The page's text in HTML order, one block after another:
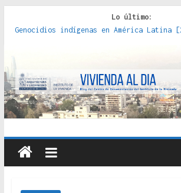
Lo último:
Genocidios indígenas en América Latina
políticas, prácticas y representaciones
crítica de las fronteras
Criterios técnicos para una vivienda
Red de consultorios de la Caja del
Santiago : un patrimonio emblemático